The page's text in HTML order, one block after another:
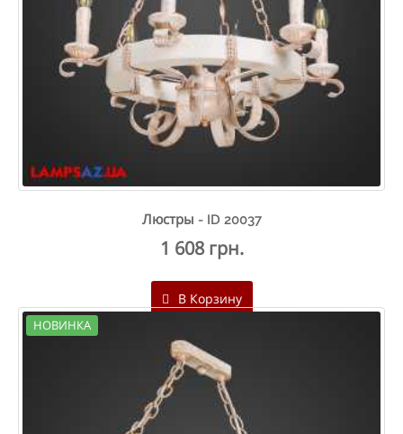
Люстры - ID 20037
1 608 грн.
В Корзину
НОВИНКА